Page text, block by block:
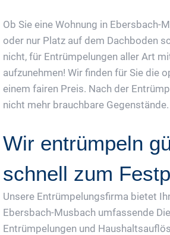
Ob Sie eine Wohnung in Ebersbach-
oder nur Platz auf dem Dachboden
nicht, für Entrümpelungen aller Art
aufzunehmen! Wir finden für Sie die
einem fairen Preis. Nach der
nicht mehr brauchbare Gegenstände.
Wir entrümpeln
schnell zum
Unsere Entrümpelungsfirma bietet
Ebersbach-Musbach umfassende
Entrümpelungen und